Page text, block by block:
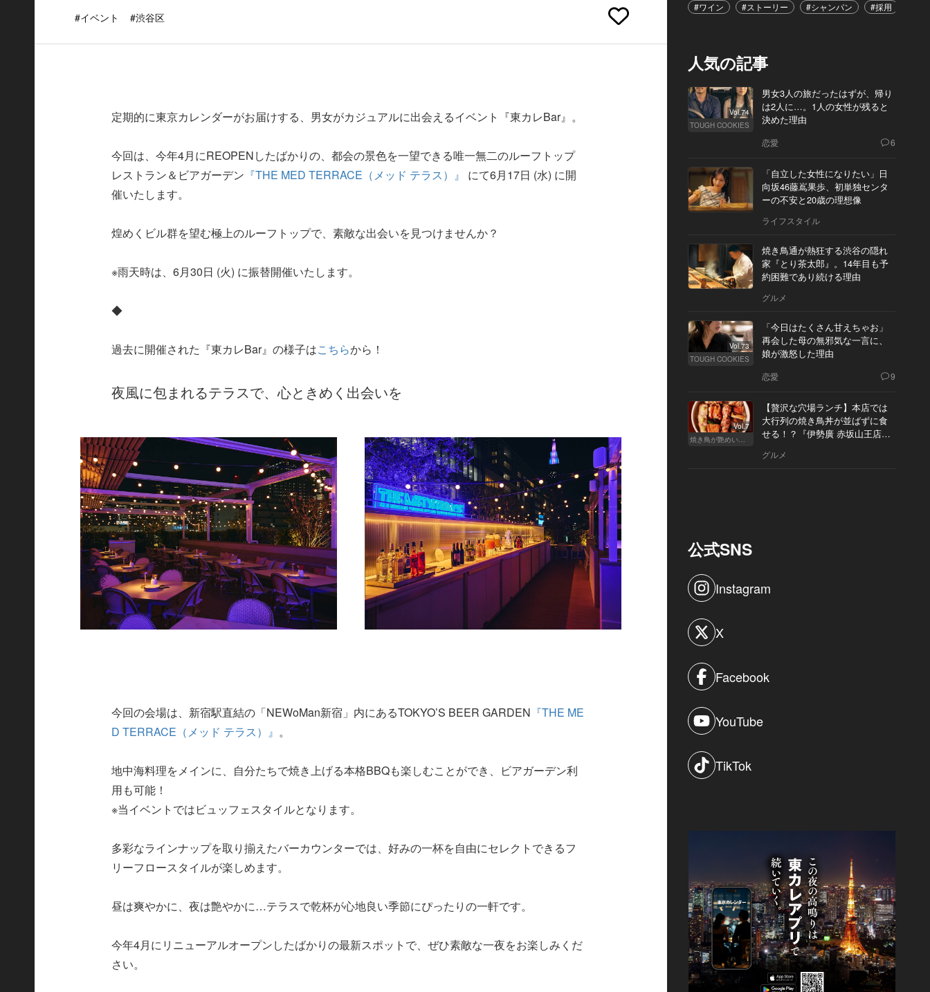
#イベント #渋谷区
定期的に東京カレンダーがお届けする、男女がカジュアルに出会えるイベント『東カレBar』。
今回は、今年4月にREOPENしたばかりの、都会の景色を一望できる唯一無二のルーフトップ
レストラン＆ビアガーデン 『THE MED TERRACE（メッド テラス）』
にて6月17日 (水) に開
催いたします。
煌めくビル群を望む極上のルーフトップで、素敵な出会いを見つけませんか？
※雨天時は、6月30日 (火) に振替開催いたします。
◆
過去に開催された『東カレBar』の様子はこちらから！
夜風に包まれるテラスで、心ときめく出会いを
今回の会場は、新宿駅直結の「NEWoMan新宿」内にあるTOKYO’S BEER GARDEN 『THE ME
D TERRACE（メッド テラス）』 。
地中海料理をメインに、自分たちで焼き上げる本格BBQも楽しむことができ、ビアガーデン利
用も可能！
※当イベントではビュッフェスタイルとなります。
多彩なラインナップを取り揃えたバーカウンターでは、好みの一杯を自由にセレクトできるフ
リーフロースタイルが楽しめます。
昼は爽やかに、夜は艶やかに…テラスで乾杯が心地良い季節にぴったりの一軒です。
今年4月にリニューアルオープンしたばかりの最新スポットで、ぜひ素敵な一夜をお楽しみくだ
さい。
#ワイン
#ストーリー #シャンパン #採用
人気の記事
Vol.74
TOUGH COOKIES
男女3人の旅だったはずが、帰り
は2人に…。1人の女性が残ると
決めた理由
恋愛 6
「自立した女性になりたい」日
向坂46藤嶌果歩、初単独センタ
ーの不安と20歳の理想像
ライフスタイル
焼き鳥通が熱狂する渋谷の隠れ
家『とり茶太郎』。14年目も予
約困難であり続ける理由
グルメ
Vol.73
TOUGH COOKIES
「今日はたくさん甘えちゃお」
再会した母の無邪気な一言に、
娘が激怒した理由
恋愛 9
Vol.7
焼き鳥が艶めいてきた
【贅沢な穴場ランチ】本店では
大行列の焼き鳥丼が並ばずに食
せる！？『伊勢廣 赤坂山王店』
グルメ
公式SNS
Instagram
X
Facebook
YouTube
TikTok